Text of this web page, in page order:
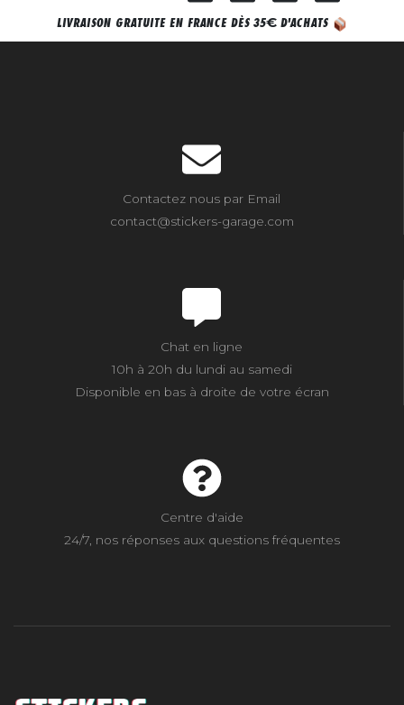
LIVRAISON GRATUITE EN FRANCE DÈS 35€ D'ACHATS
Contactez nous par Email
contact@stickers-garage.com
Chat en ligne
10h à 20h du lundi au samedi
Disponible en bas à droite de votre écran
Centre d'aide
24/7, nos réponses aux questions fréquentes